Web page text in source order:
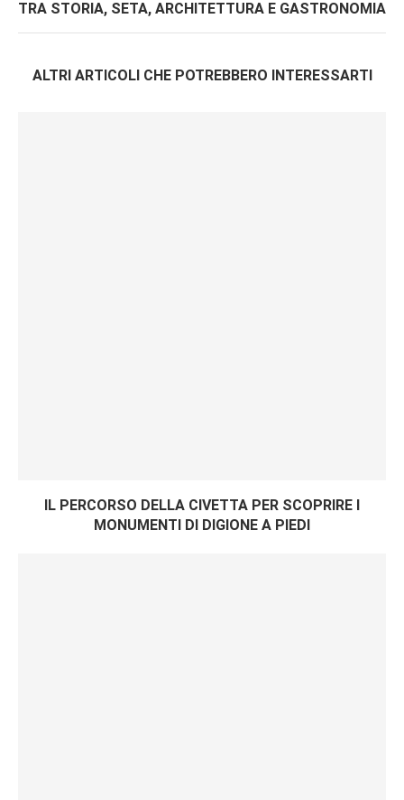
TRA STORIA, SETA, ARCHITETTURA E GASTRONOMIA
ALTRI ARTICOLI CHE POTREBBERO INTERESSARTI
IL PERCORSO DELLA CIVETTA PER SCOPRIRE I
MONUMENTI DI DIGIONE A PIEDI